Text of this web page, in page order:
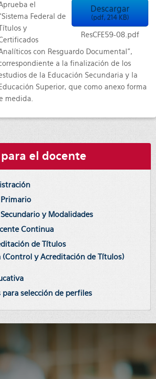
Descargar
(pdf, 214 KB)
ResCFE59-08.pdf
el
Federal de
y
con Resguardo Documental”,
a la finalización de los
de la Educación Secundaria y la
Educación Superior, que como anexo forma
medida.
el docente
Primario
y Modalidades
Continua
de Títulos
y Acreditación de Títulos)
selección de perfiles